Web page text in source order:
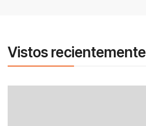
Vistos recientemente